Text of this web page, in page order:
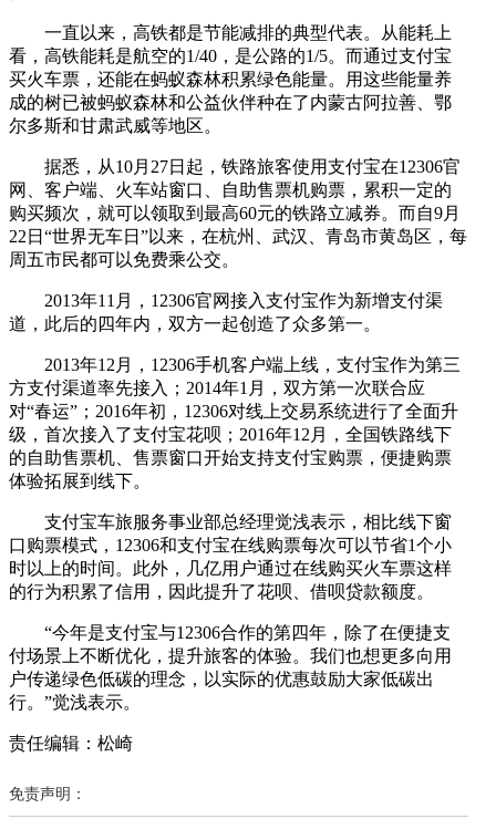
一直以来，高铁都是节能减排的典型代表。从能耗上
看，高铁能耗是航空的1/40，是公路的1/5。而通过支付宝
买火车票，还能在蚂蚁森林积累绿色能量。用这些能量养
成的树已被蚂蚁森林和公益伙伴种在了内蒙古阿拉善、鄂
尔多斯和甘肃武威等地区。
据悉，从10月27日起，铁路旅客使用支付宝在12306官
网、客户端、火车站窗口、自助售票机购票，累积一定的
购买频次，就可以领取到最高60元的铁路立减券。而自9月
22日“世界无车日”以来，在杭州、武汉、青岛市黄岛区，每
周五市民都可以免费乘公交。
2013年11月，12306官网接入支付宝作为新增支付渠
道，此后的四年内，双方一起创造了众多第一。
2013年12月，12306手机客户端上线，支付宝作为第三
方支付渠道率先接入；2014年1月，双方第一次联合应
对“春运”；2016年初，12306对线上交易系统进行了全面升
级，首次接入了支付宝花呗；2016年12月，全国铁路线下
的自助售票机、售票窗口开始支持支付宝购票，便捷购票
体验拓展到线下。
支付宝车旅服务事业部总经理觉浅表示，相比线下窗
口购票模式，12306和支付宝在线购票每次可以节省1个小
时以上的时间。此外，几亿用户通过在线购买火车票这样
的行为积累了信用，因此提升了花呗、借呗贷款额度。
“今年是支付宝与12306合作的第四年，除了在便捷支
付场景上不断优化，提升旅客的体验。我们也想更多向用
户传递绿色低碳的理念，以实际的优惠鼓励大家低碳出
行。”觉浅表示。
责任编辑：松崎
免责声明：